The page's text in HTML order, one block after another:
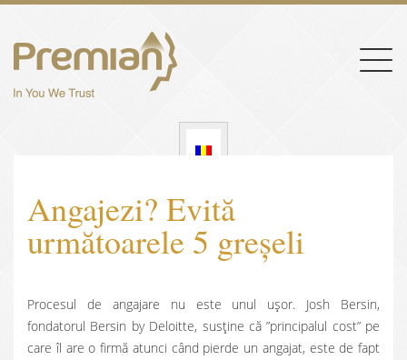
Angajezi? Evită
următoarele 5 greșeli
Procesul de angajare nu este unul ușor. Josh Bersin,
fondatorul Bersin by Deloitte, susține că ”principalul cost” pe
care îl are o firmă atunci când pierde un angajat, este de fapt